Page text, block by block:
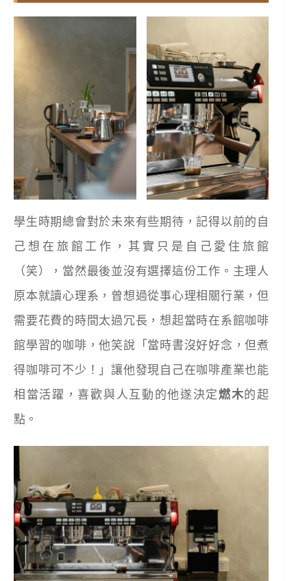
學生時期總會對於未來有些期待，記得以前的自
己想在旅館工作，其實只是自己愛住旅館
（笑），當然最後並沒有選擇這份工作。主理人
原本就讀心理系，曾想過從事心理相關行業，但
需要花費的時間太過冗長，想起當時在系館咖啡
館學習的咖啡，他笑說「當時書沒好好念，但煮
得咖啡可不少！」讓他發現自己在咖啡產業也能
相當活躍，喜歡與人互動的他遂決定燃木的起
點。